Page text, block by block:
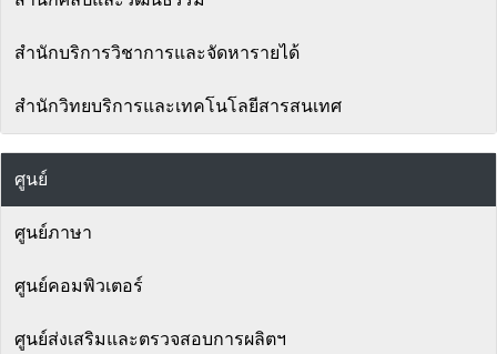
สำนักบริการวิชาการและจัดหารายได้
สำนักวิทยบริการและเทคโนโลยีสารสนเทศ
ศูนย์
ศูนย์ภาษา
ศูนย์คอมพิวเตอร์
ศูนย์ส่งเสริมและตรวจสอบการผลิตฯ